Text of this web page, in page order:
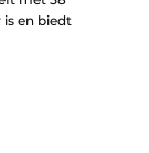
en biedt